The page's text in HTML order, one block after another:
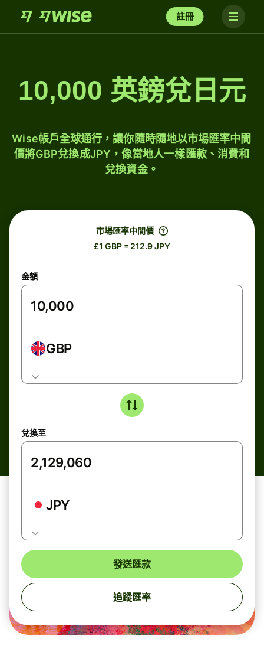
註冊
10,000 英鎊兌日元
Wise帳戶全球通行，讓你隨時隨地以市場匯率中間
價將GBP兌換成JPY，像當地人一樣匯款、消費和
兌換資金。
市場匯率中間價
£1 GBP = 212.9 JPY
金額
GBP
兌換至
JPY
發送匯款
追蹤匯率